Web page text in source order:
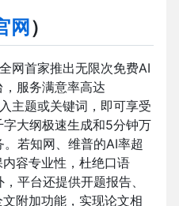
网 ）
全网首家推出无限次免费AI
服务满意率高达
主题或关键词，即可享受
大纲极速生成和5分钟万
若知网、维普的AI率超
容专业性，杜绝口语
平台还提供开题报告、
附加功能，实现论文相